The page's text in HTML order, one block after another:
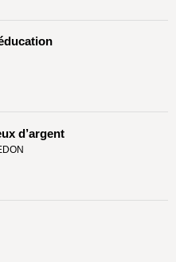
poche <<
numériques <<
d’argent